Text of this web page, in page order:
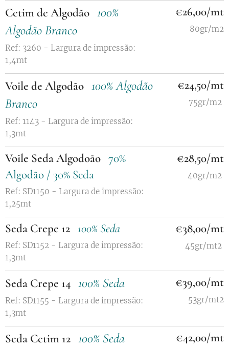
Cetim de Algodão 100%
Algodão Branco
Ref: 3260 - Largura de impressão:
1,4mt
€26,00/mt
80gr/m2
Voile de Algodão 100% Algodão
Branco
Ref: 1143 - Largura de impressão:
1,3mt
€24,50/mt
75gr/m2
Voile Seda Algodoão 70%
Algodão / 30% Seda
Ref: SD1150 - Largura de impressão:
1,25mt
€28,50/mt
40gr/m2
Seda Crepe 12 100% Seda
Ref: SD1152 - Largura de impressão:
1,3mt
€38,00/mt
45gr/mt2
Seda Crepe 14 100% Seda
Ref: SD1155 - Largura de impressão:
1,3mt
€39,00/mt
53gr/mt2
Seda Cetim 12 100% Seda €42,00/mt